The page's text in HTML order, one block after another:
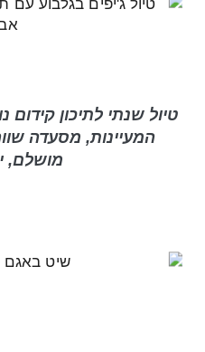
טיול שנתי לתיכון
המעיינות, מסעדה
מושלם, יוני